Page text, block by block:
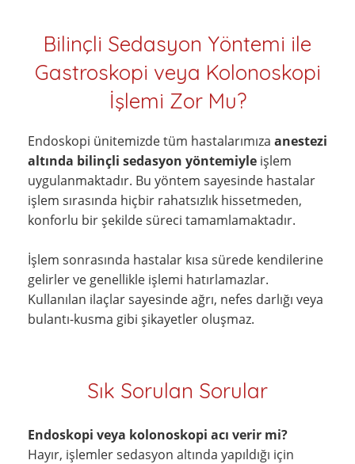
Bilinçli Sedasyon Yöntemi ile
Gastroskopi veya Kolonoskopi
İşlemi Zor Mu?
Endoskopi ünitemizde tüm hastalarımıza anestezi
altında bilinçli sedasyon yöntemiyle işlem
uygulanmaktadır. Bu yöntem sayesinde hastalar
işlem sırasında hiçbir rahatsızlık hissetmeden,
konforlu bir şekilde süreci tamamlamaktadır.
İşlem sonrasında hastalar kısa sürede kendilerine
gelirler ve genellikle işlemi hatırlamazlar.
Kullanılan ilaçlar sayesinde ağrı, nefes darlığı veya
bulantı-kusma gibi şikayetler oluşmaz.
Sık Sorulan Sorular
Endoskopi veya kolonoskopi acı verir mi?
Hayır, işlemler sedasyon altında yapıldığı için